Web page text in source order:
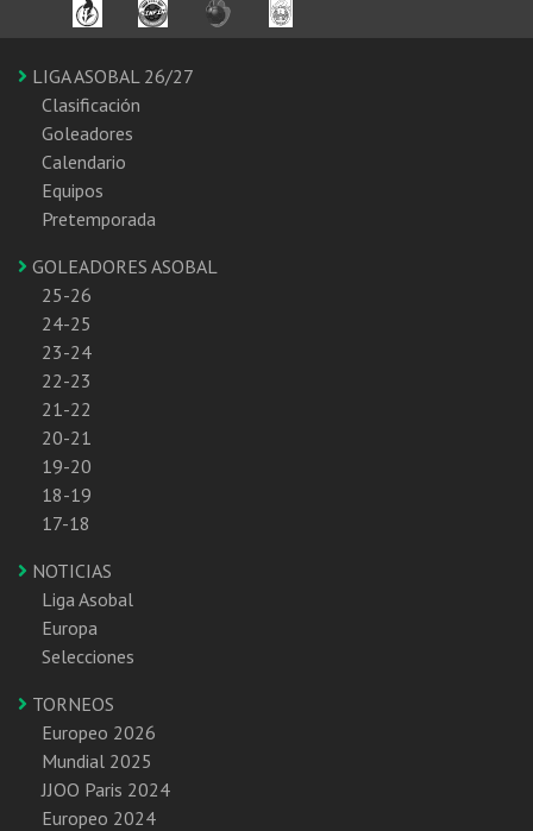
LIGA ASOBAL 26/27
Clasificación
Goleadores
Calendario
Equipos
Pretemporada
GOLEADORES ASOBAL
25-26
24-25
23-24
22-23
21-22
20-21
19-20
18-19
17-18
NOTICIAS
Liga Asobal
Europa
Selecciones
TORNEOS
Europeo 2026
Mundial 2025
JJOO Paris 2024
Europeo 2024